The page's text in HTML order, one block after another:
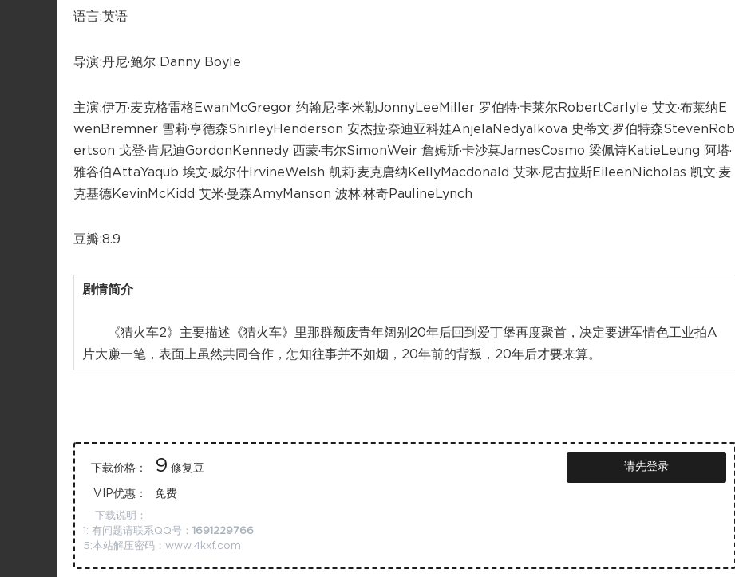
语言:英语
导演:丹尼·鲍尔 Danny Boyle
主演:伊万·麦克格雷格EwanMcGregor 约翰尼·李·米勒JonnyLeeMiller 罗伯特·卡莱尔RobertCarlyle 艾文·布莱纳E
wenBremner 雪莉·亨德森ShirleyHenderson 安杰拉·奈迪亚科娃AnjelaNedyalkova 史蒂文·罗伯特森StevenRob
ertson 戈登·肯尼迪GordonKennedy 西蒙·韦尔SimonWeir 詹姆斯·卡沙莫JamesCosmo 梁佩诗KatieLeung 阿塔·
雅谷伯AttaYaqub 埃文·威尔什IrvineWelsh 凯莉·麦克唐纳KellyMacdonald 艾琳·尼古拉斯EileenNicholas 凯文·麦
克基德KevinMcKidd 艾米·曼森AmyManson 波林·林奇PaulineLynch
豆瓣:8.9
剧情简介
《猜火车2》主要描述《猜火车》里那群颓废青年阔别20年后回到爱丁堡再度聚首，决定要进军情色工业拍A
片大赚一笔，表面上虽然共同合作，怎知往事并不如烟，20年前的背叛，20年后才要来算。
下载价格： 9 修复豆
VIP优惠： 免费
请先登录
下载说明：
1: 有问题请联系QQ号： 1691229766
5:本站解压密码：www.4kxf.com